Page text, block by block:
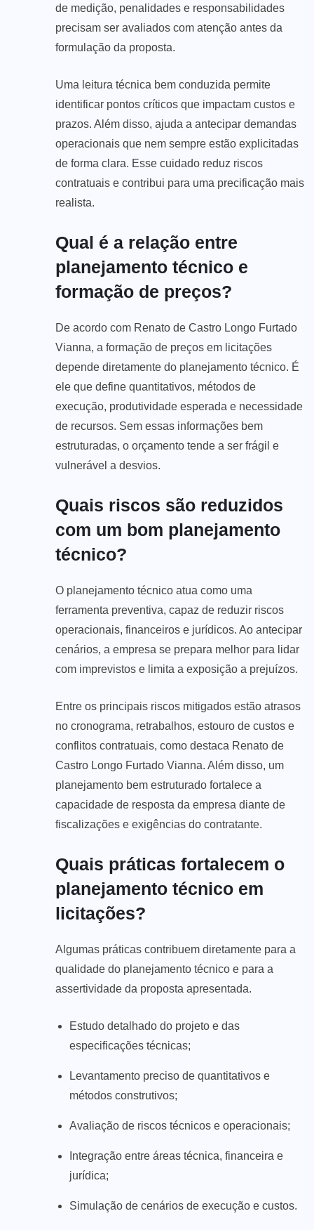
de medição, penalidades e responsabilidades
precisam ser avaliados com atenção antes da
formulação da proposta.
Uma leitura técnica bem conduzida permite
identificar pontos críticos que impactam custos e
prazos. Além disso, ajuda a antecipar demandas
operacionais que nem sempre estão explicitadas
de forma clara. Esse cuidado reduz riscos
contratuais e contribui para uma precificação mais
realista.
Qual é a relação entre
planejamento técnico e
formação de preços?
De acordo com Renato de Castro Longo Furtado
Vianna, a formação de preços em licitações
depende diretamente do planejamento técnico. É
ele que define quantitativos, métodos de
execução, produtividade esperada e necessidade
de recursos. Sem essas informações bem
estruturadas, o orçamento tende a ser frágil e
vulnerável a desvios.
Quais riscos são reduzidos
com um bom planejamento
técnico?
O planejamento técnico atua como uma
ferramenta preventiva, capaz de reduzir riscos
operacionais, financeiros e jurídicos. Ao antecipar
cenários, a empresa se prepara melhor para lidar
com imprevistos e limita a exposição a prejuízos.
Entre os principais riscos mitigados estão atrasos
no cronograma, retrabalhos, estouro de custos e
conflitos contratuais, como destaca Renato de
Castro Longo Furtado Vianna. Além disso, um
planejamento bem estruturado fortalece a
capacidade de resposta da empresa diante de
fiscalizações e exigências do contratante.
Quais práticas fortalecem o
planejamento técnico em
licitações?
Algumas práticas contribuem diretamente para a
qualidade do planejamento técnico e para a
assertividade da proposta apresentada.
Estudo detalhado do projeto e das
especificações técnicas;
Levantamento preciso de quantitativos e
métodos construtivos;
Avaliação de riscos técnicos e operacionais;
Integração entre áreas técnica, financeira e
jurídica;
Simulação de cenários de execução e custos.